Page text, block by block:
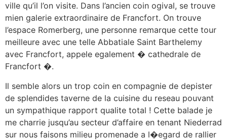
ville qu’il l’on visite. Dans l’ancien coin ogival, se trouve
mien galerie extraordinaire de Francfort. On trouve
l’espace Romerberg, une personne remarque cette tour
meilleure avec une telle Abbatiale Saint Barthelemy
avec Francfort, appele egalement � cathedrale de
Francfort �.
Il semble alors un trop coin en compagnie de depister
de splendides taverne de la cuisine du reseau pouvant
un sympathique rapport qualite total ! Cette balade je
me charrie jusqu’au secteur d’affaire en tenant Niederrad
sur nous faisons milieu promenade a l�egard de rallier